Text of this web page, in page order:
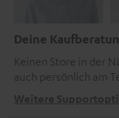
Deine
Keinen Store in der
auch persönlich am
Weitere